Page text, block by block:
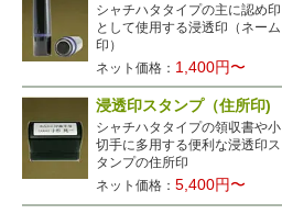
シャチハタタイプの主に認め印
として使用する浸透印（ネーム
印）
ネット価格： 1,400円〜
浸透印スタンプ（住所印)
シャチハタタイプの領収書や小
切手に多用する便利な浸透印ス
タンプの住所印
ネット価格：5,400円〜